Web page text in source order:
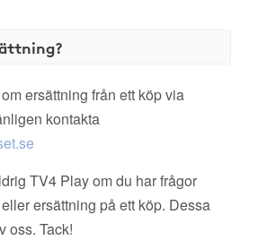
ersättning från ett köp via
kontakta
TV4 Play om du har frågor
ersättning på ett köp. Dessa
oss. Tack!